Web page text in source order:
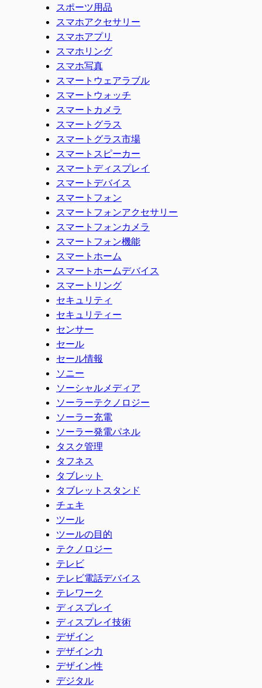
スポーツ用品
スマホアクセサリー
スマホアプリ
スマホリング
スマホ写真
スマートウェアラブル
スマートウォッチ
スマートカメラ
スマートグラス
スマートグラス市場
スマートスピーカー
スマートディスプレイ
スマートデバイス
スマートフォン
スマートフォンアクセサリー
スマートフォンカメラ
スマートフォン機能
スマートホーム
スマートホームデバイス
スマートリング
セキュリティ
セキュリティー
センサー
セール
セール情報
ソニー
ソーシャルメディア
ソーラーテクノロジー
ソーラー充電
ソーラー発電パネル
タスク管理
タフネス
タブレット
タブレットスタンド
チェキ
ツール
ツールの目的
テクノロジー
テレビ
テレビ電話デバイス
テレワーク
ディスプレイ
ディスプレイ技術
デザイン
デザイン力
デザイン性
デジタル